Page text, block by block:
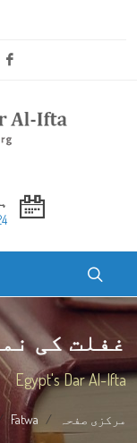
24
غفلت کی
Egypt's Dar Al-Ifta
مرکزی صفحہ Fatwa